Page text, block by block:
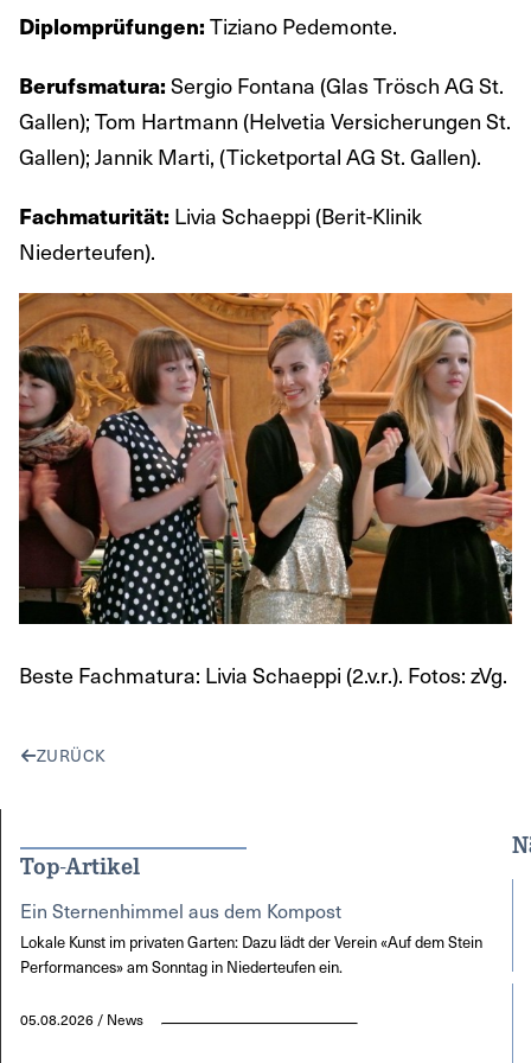
Diplomprüfungen: Tiziano Pedemonte.
Berufsmatura: Sergio Fontana (Glas Trösch AG St.
Gallen); Tom Hartmann (Helvetia Versicherungen St.
Gallen); Jannik Marti, (Ticketportal AG St. Gallen).
Fachmaturität: Livia Schaeppi (Berit-Klinik
Niederteufen).
Beste Fachmatura: Livia Schaeppi (2.v.r.). Fotos: zVg.
ZURÜCK
Top-Artikel
Ein Sternenhimmel aus dem Kompost
Lokale Kunst im privaten Garten: Dazu lädt der Verein «Auf dem Stein
Performances» am Sonntag in Niederteufen ein.
05.08.2026 / News